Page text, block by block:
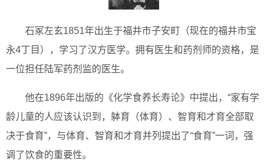
石冢左玄1851年出生于福井市子安町（现在的福井市宝
永4丁目），学习了汉方医学。拥有医生和药剂师的资格，是
一位担任陆军药剂监的医生。
他在1896年出版的《化学食养长寿论》中提出，“家有学
龄儿童的人应该认识到，躰育（体育）、智育和才育全部取
决于食育”，与体育、智育和才育并列提出了“食育”一词，强
调了饮食的重要性。